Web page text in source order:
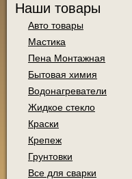
Наши товары
Авто товары
Мастика
Пена Монтажная
Бытовая химия
Водонагреватели
Жидкое стекло
Краски
Крепеж
Грунтовки
Все для сварки